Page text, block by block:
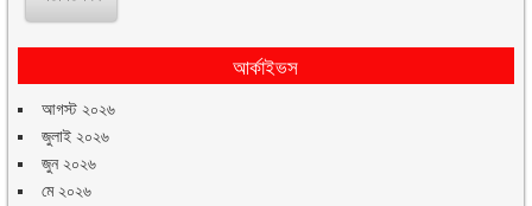
আর্কাইভস
আগস্ট ২০২৬
জুলাই ২০২৬
জুন ২০২৬
মে ২০২৬